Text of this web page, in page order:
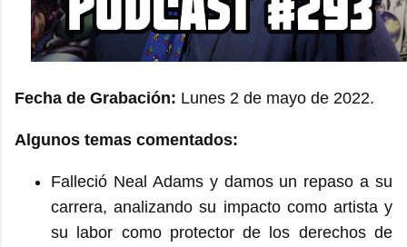
Fecha de Grabación: Lunes 2 de mayo de 2022.
Algunos temas comentados:
Falleció Neal Adams y damos un repaso a su
carrera, analizando su impacto como artista y
su labor como protector de los derechos de